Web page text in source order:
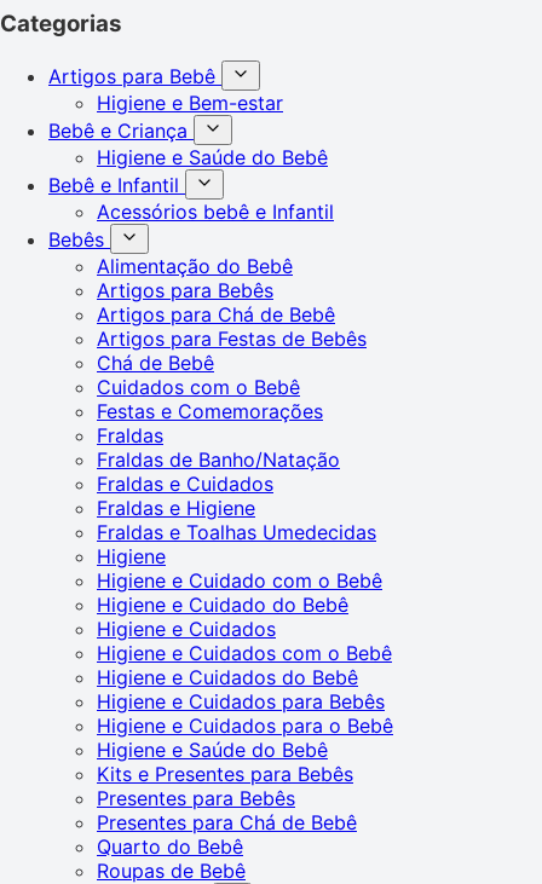
Categorias
Artigos para Bebê
Higiene e Bem-estar
Bebê e Criança
Higiene e Saúde do Bebê
Bebê e Infantil
Acessórios bebê e Infantil
Bebês
Alimentação do Bebê
Artigos para Bebês
Artigos para Chá de Bebê
Artigos para Festas de Bebês
Chá de Bebê
Cuidados com o Bebê
Festas e Comemorações
Fraldas
Fraldas de Banho/Natação
Fraldas e Cuidados
Fraldas e Higiene
Fraldas e Toalhas Umedecidas
Higiene
Higiene e Cuidado com o Bebê
Higiene e Cuidado do Bebê
Higiene e Cuidados
Higiene e Cuidados com o Bebê
Higiene e Cuidados do Bebê
Higiene e Cuidados para Bebês
Higiene e Cuidados para o Bebê
Higiene e Saúde do Bebê
Kits e Presentes para Bebês
Presentes para Bebês
Presentes para Chá de Bebê
Quarto do Bebê
Roupas de Bebê